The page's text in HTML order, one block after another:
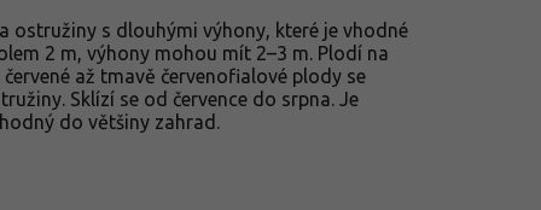
ostružiny s dlouhými výhony, které je vhodné
2 m, výhony mohou mít 2–3 m. Plodí na
až tmavě červenofialové plody se
Sklízí se od července do srpna. Je
do většiny zahrad.